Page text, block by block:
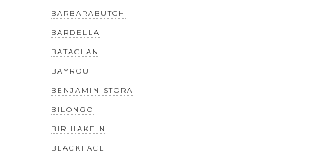
BARBARABUTCH
BARDELLA
BATACLAN
BAYROU
BENJAMIN STORA
BILONGO
BIR HAKEIN
BLACKFACE